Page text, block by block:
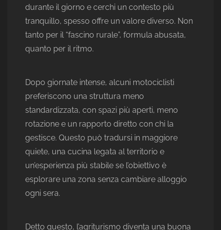
durante il giorno e cerchi un contesto più
tranquillo, spesso offre un valore diverso. Non
tanto per il “fascino rurale”, formula abusata,
quanto per il ritmo.
Dopo giornate intense, alcuni motociclisti
preferiscono una struttura meno
standardizzata, con spazi più aperti, meno
rotazione e un rapporto diretto con chi la
gestisce. Questo può tradursi in maggiore
quiete, una cucina legata al territorio e
un’esperienza più stabile se l’obiettivo è
esplorare una zona senza cambiare alloggio
ogni sera.
Detto questo, l’agriturismo diventa una buona